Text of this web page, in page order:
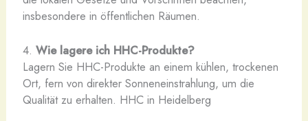
insbesondere in öffentlichen Räumen.
4. Wie lagere ich HHC-Produkte?
Lagern Sie HHC-Produkte an einem kühlen, trockenen
Ort, fern von direkter Sonneneinstrahlung, um die
Qualität zu erhalten. HHC in Heidelberg